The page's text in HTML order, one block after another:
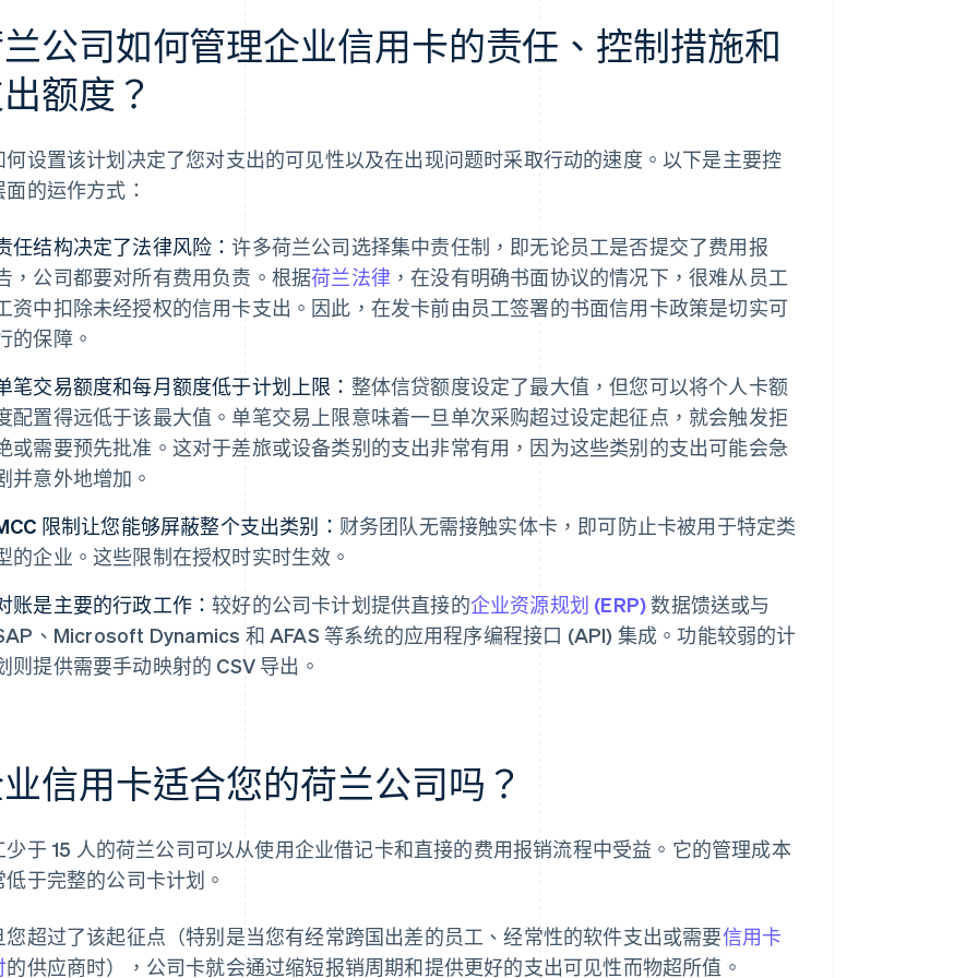
公司如何管理企业信用卡的责任、控制措施和
额度？
何设置该计划决定了您对支出的可见性以及在出现问题时采取行动的速度。以下是主要控
面的运作方式：
任结构决定了法律风险：许多荷兰公司选择集中责任制，即无论员工是否提交了费用报
，公司都要对所有费用负责。根据荷兰法律 ，在没有明确书面协议的情况下，很难从员工
资中扣除未经授权的信用卡支出。因此，在发卡前由员工签署的书面信用卡政策是切实可
的保障。
笔交易额度和每月额度低于计划上限： 整体信贷额度设定了最大值，但您可以将个人卡额
配置得远低于该最大值。单笔交易上限意味着一旦单次采购超过设定起征点，就会触发拒
或需要预先批准。这对于差旅或设备类别的支出非常有用，因为这些类别的支出可能会急
并意外地增加。
限制让您能够屏蔽整个支出类别： 财务团队无需接触实体卡，即可防止卡被用于特定类
的企业。这些限制在授权时实时生效。
账是主要的行政工作：较好的公司卡计划提供直接的企业资源规划 (ERP) 数据馈送或与
、Microsoft Dynamics 和 AFAS 等系统的应用程序编程接口 (API) 集成。功能较弱的计
则提供需要手动映射的 CSV 导出。
信用卡适合您的荷兰公司吗？
少于 15 人的荷兰公司可以从使用企业借记卡和直接的费用报销流程中受益。它的管理成本
低于完整的公司卡计划。
您超过了该起征点（特别是当您有经常跨国出差的员工、经常性的软件支出或需要信用卡
的供应商时），公司卡就会通过缩短报销周期和提供更好的支出可见性而物超所值。